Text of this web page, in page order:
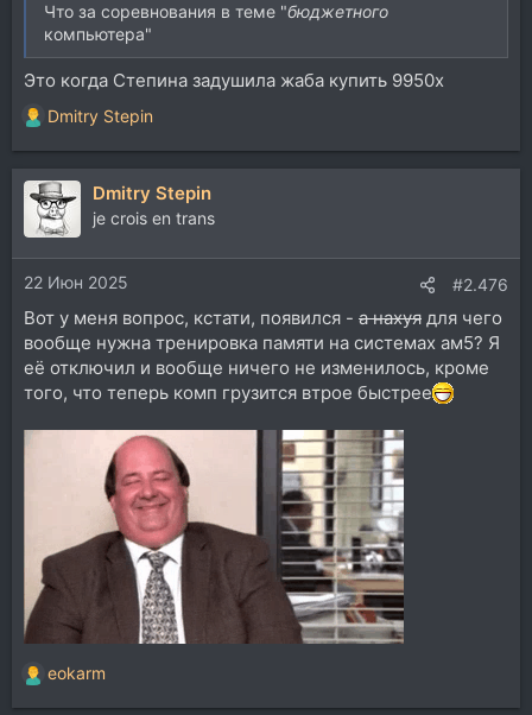
Что за соревнования в теме "бюджетного
компьютера"
Это когда Степина задушила жаба купить 9950x
Р
е
а
к
и
и
:
Dmitry Stepin
Dmitry Stepin
je crois en trans
22 Июн 2025 #2.476
Вот у меня вопрос, кстати, появился - а нахуя для чего
вообще нужна тренировка памяти на системах ам5? Я
её отключил и вообще ничего не изменилось, кроме
того, что теперь комп грузится втрое быстрее
Р
е
eokarm